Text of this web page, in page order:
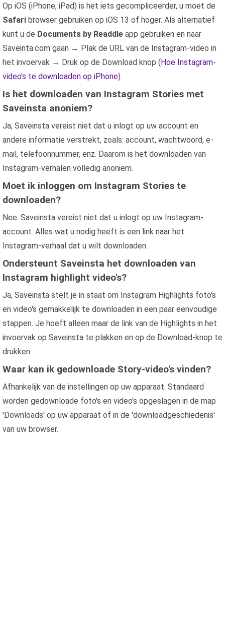
Op iOS (iPhone, iPad) is het iets gecompliceerder, u moet de
Safari browser gebruiken op iOS 13 of hoger. Als alternatief
kunt u de Documents by Readdle app gebruiken en naar
Saveinta.com gaan → Plak de URL van de Instagram-video in
het invoervak → Druk op de Download knop (Hoe Instagram-
video's te downloaden op iPhone).
Is het downloaden van Instagram Stories met
Saveinsta anoniem?
Ja, Saveinsta vereist niet dat u inlogt op uw account en
andere informatie verstrekt, zoals: account, wachtwoord, e-
mail, telefoonnummer, enz. Daarom is het downloaden van
Instagram-verhalen volledig anoniem.
Moet ik inloggen om Instagram Stories te
downloaden?
Nee. Saveinsta vereist niet dat u inlogt op uw Instagram-
account. Alles wat u nodig heeft is een link naar het
Instagram-verhaal dat u wilt downloaden.
Ondersteunt Saveinsta het downloaden van
Instagram highlight video's?
Ja, Saveinsta stelt je in staat om Instagram Highlights foto's
en video's gemakkelijk te downloaden in een paar eenvoudige
stappen. Je hoeft alleen maar de link van de Highlights in het
invoervak op Saveinsta te plakken en op de Download-knop te
drukken.
Waar kan ik gedownloade Story-video's vinden?
Afhankelijk van de instellingen op uw apparaat. Standaard
worden gedownloade foto's en video's opgeslagen in de map
'Downloads' op uw apparaat of in de 'downloadgeschiedenis'
van uw browser.